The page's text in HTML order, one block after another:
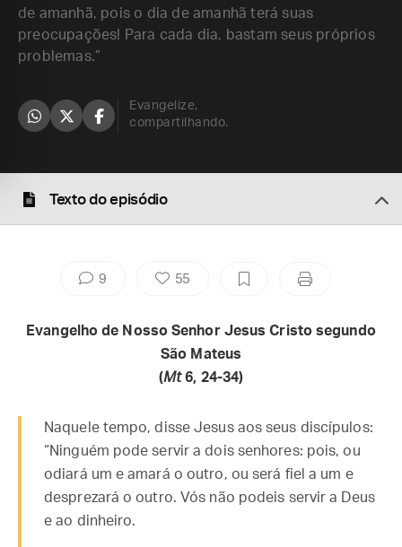
de amanhã, pois o dia de amanhã terá suas
preocupações! Para cada dia, bastam seus próprios
problemas.”
Evangelize,
compartilhando.
Texto do episódio
9 55
Evangelho de Nosso Senhor Jesus Cristo segundo
São Mateus
(Mt6, 24-34)
Naquele tempo, disse Jesus aos seus discípulos:
“Ninguém pode servir a dois senhores: pois, ou
odiará um e amará o outro, ou será fiel a um e
desprezará o outro. Vós não podeis servir a Deus
e ao dinheiro.